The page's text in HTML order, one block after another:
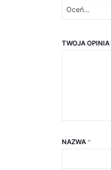
TWOJA OPINIA
NAZWA *